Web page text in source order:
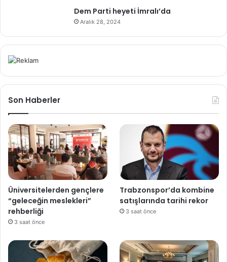
Dem Parti heyeti İmralı’da
Aralık 28, 2024
Son Haberler
Üniversitelerden gençlere
“geleceğin meslekleri”
rehberliği
3 saat önce
Trabzonspor’da kombine
satışlarında tarihi rekor
3 saat önce